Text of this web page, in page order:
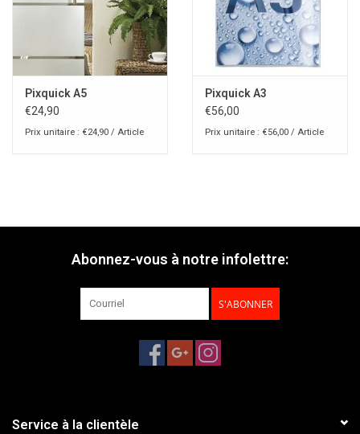
Pixquick A5
€24,90
Prix unitaire : €24,90 / Article
Pixquick A3
€56,00
Prix unitaire : €56,00 / Article
Abonnez-vous à notre infolettre:
S'ABONNER
Service à la clientèle